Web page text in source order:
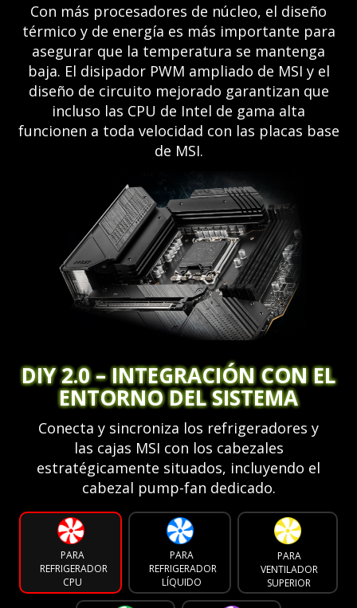
Con más procesadores de núcleo, el diseño
térmico y de energía es más importante para
asegurar que la temperatura se mantenga
baja. El disipador PWM ampliado de MSI y el
diseño de circuito mejorado garantizan que
incluso las CPU de Intel de gama alta
funcionen a toda velocidad con las placas base
de MSI.
DIY 2.0 – INTEGRACIÓN CON EL
ENTORNO DEL SISTEMA
Conecta y sincroniza los refrigeradores y
las cajas MSI con los cabezales
estratégicamente situados, incluyendo el
cabezal pump-fan dedicado.
PARA
REFRIGERADOR
CPU
PARA
REFRIGERADOR
LÍQUIDO
PARA
VENTILADOR
SUPERIOR